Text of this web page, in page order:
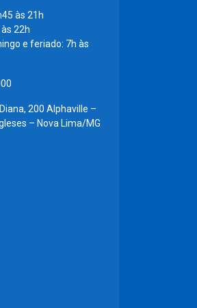
às 21h
às 22h
e feriado: 7h às
200 Alphaville –
– Nova Lima/MG